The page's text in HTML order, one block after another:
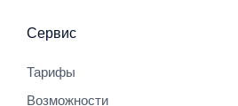
Сервис
Тарифы
Возможности